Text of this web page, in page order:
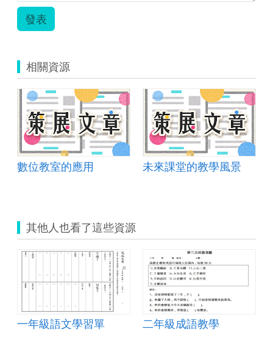
發表
相關資源
數位教室的應用 未來課堂的教學風景
其他人也看了這些資源
一年級語文學習單 二年級成語教學